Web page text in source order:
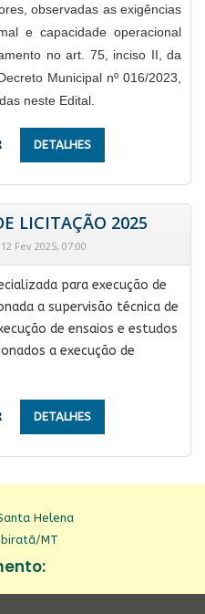
observadas as exigências
e capacidade operacional
no art. 75, inciso II, da
Municipal nº 016/2023,
neste Edital.
DETALHES
LICITAÇÃO 2025
Fev 2025, 07:00
para execução de
a supervisão técnica de
de ensaios e estudos
a execução de
DETALHES
Helena
MT